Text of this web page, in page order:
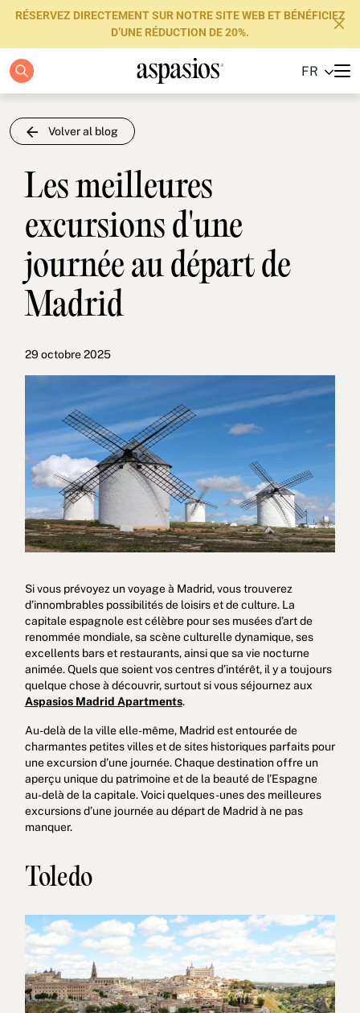
RÉSERVEZ DIRECTEMENT SUR NOTRE SITE WEB ET BÉNÉFICIEZ
D’UNE RÉDUCTION DE 20%.
FR
Appartements
Boutique Hotels
À propos de nous
Blog
Investisseurs
Politique en matière de cookies Politique de confidentialité
Politique de confidentialité sur les réseaux sociaux
Mentions Légale Conditions d'utilisation Canal de signalement
Livre des plaintes pour Porto
© 2026Aspasios | Tous droits réservés
Les meilleures
excursions d'une
journée au départ de
Madrid
29 octobre 2025
Si vous prévoyez un voyage à Madrid, vous trouverez
d’innombrables possibilités de loisirs et de culture. La
capitale espagnole est célèbre pour ses musées d’art de
renommée mondiale, sa scène culturelle dynamique, ses
excellents bars et restaurants, ainsi que sa vie nocturne
animée. Quels que soient vos centres d’intérêt, il y a toujours
quelque chose à découvrir, surtout si vous séjournez aux
Aspasios Madrid Apartments.
Au-delà de la ville elle-même, Madrid est entourée de
charmantes petites villes et de sites historiques parfaits pour
une excursion d’une journée. Chaque destination offre un
aperçu unique du patrimoine et de la beauté de l’Espagne
au-delà de la capitale. Voici quelques-unes des meilleures
excursions d’une journée au départ de Madrid à ne pas
manquer.
Toledo
Volver al blog